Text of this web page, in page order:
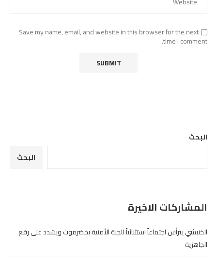
Save my name, email, and website in this browser for the next
time I comment.
البحث
البحث
المشاركات الاخيرة
الخنبشي يترأس اجتماعاً استثنائياً للجنة الأمنية بحضرموت ويشدد على رفع
الجاهزية